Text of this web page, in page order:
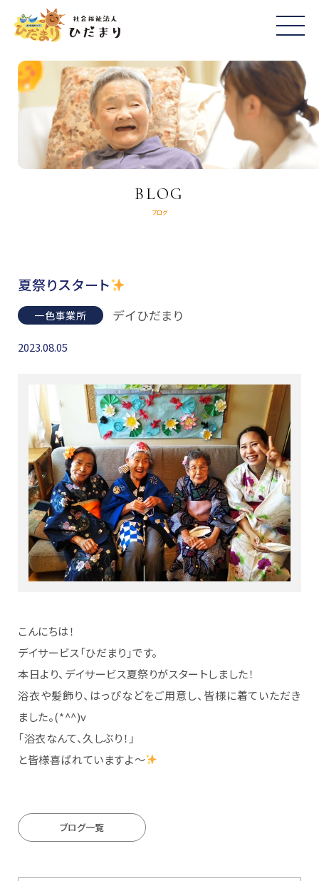
BLOG
ブログ
夏祭りスタート
一色事業所 デイひだまり
2023.08.05
こんにちは！
デイサービス「ひだまり」です。
本日より、デイサービス夏祭りがスタートしました！
浴衣や髪飾り、はっぴなどをご用意し、皆様に着ていただき
ました。(*^^)v
「浴衣なんて、久しぶり！」
と皆様喜ばれていますよ～
ブログ一覧